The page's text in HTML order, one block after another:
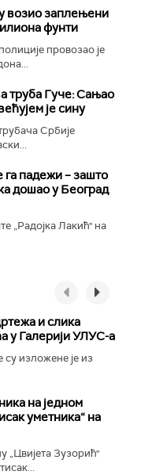
возио заплењени
фунти
провозао је
труба Гуче: Сањао
је сину
Србије
падежи – зашто
дошао у Београд
„Радојка Лакић" на
и слика
у Галерији УЛУС-а
су изложене је из
на једном
уметника“ на
Зузорић"